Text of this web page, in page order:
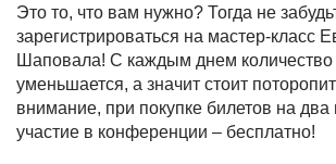
Это то, что вам нужно? Тогда не
зарегистрироваться на мастер-класс
Шаповала! С каждым днем
уменьшается, а значит стоит
внимание, при покупке билетов на два
участие в конференции – бесплатно!